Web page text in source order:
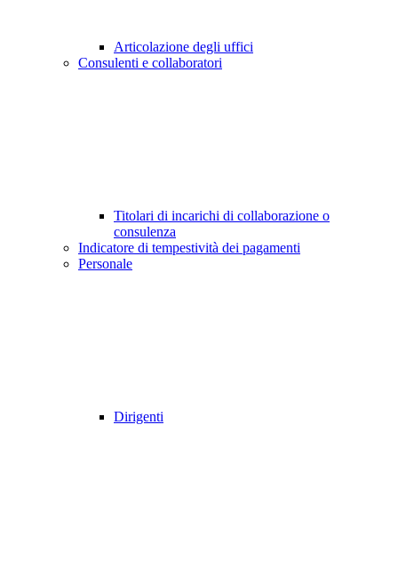
Articolazione degli uffici
Consulenti e collaboratori
Titolari di incarichi di collaborazione o
consulenza
Indicatore di tempestività dei pagamenti
Personale
Dirigenti